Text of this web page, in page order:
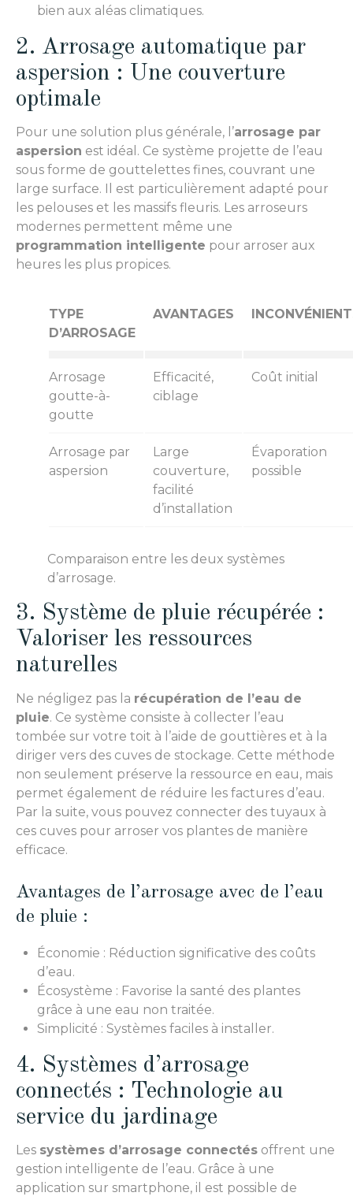
bien aux aléas climatiques.
2. Arrosage automatique par
aspersion : Une couverture
optimale
Pour une solution plus générale, l’arrosage par
aspersion est idéal. Ce système projette de l’eau
sous forme de gouttelettes fines, couvrant une
large surface. Il est particulièrement adapté pour
les pelouses et les massifs fleuris. Les arroseurs
modernes permettent même une
programmation intelligente pour arroser aux
heures les plus propices.
TYPE
D’ARROSAGE
AVANTAGES
Arrosage
goutte-à-
goutte
Efficacité,
ciblage
Coût initial
Arrosage par
aspersion
Large
couverture,
facilité
d’installation
Évaporation
possible
Comparaison entre les deux systèmes
d’arrosage.
3. Système de pluie récupérée :
Valoriser les ressources
naturelles
Ne négligez pas la récupération de l’eau de
pluie. Ce système consiste à collecter l’eau
tombée sur votre toit à l’aide de gouttières et à la
diriger vers des cuves de stockage. Cette méthode
non seulement préserve la ressource en eau, mais
permet également de réduire les factures d’eau.
Par la suite, vous pouvez connecter des tuyaux à
ces cuves pour arroser vos plantes de manière
efficace.
Avantages de l’arrosage avec de l’eau
de pluie :
Économie : Réduction significative des coûts
d’eau.
Écosystème : Favorise la santé des plantes
grâce à une eau non traitée.
Simplicité : Systèmes faciles à installer.
4. Systèmes d’arrosage
connectés : Technologie au
service du jardinage
Les systèmes d’arrosage connectés offrent une
gestion intelligente de l’eau. Grâce à une
application sur smartphone, il est possible de